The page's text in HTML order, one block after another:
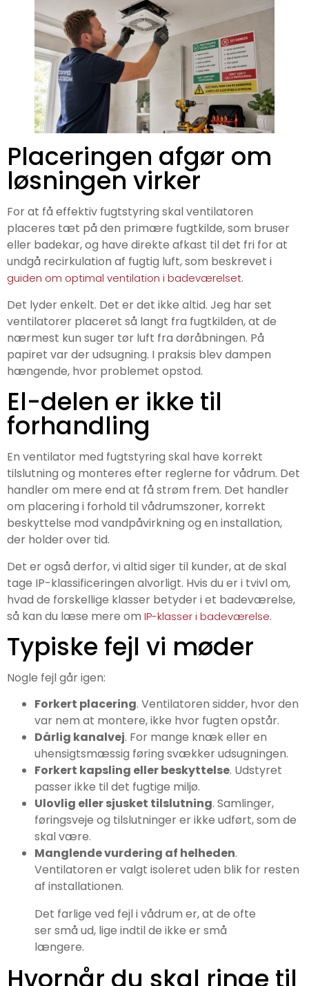
Placeringen afgør om
løsningen virker
For at få effektiv fugtstyring skal ventilatoren
placeres tæt på den primære fugtkilde, som bruser
eller badekar, og have direkte afkast til det fri for at
undgå recirkulation af fugtig luft, som beskrevet i
guiden om optimal ventilation i badeværelset.
Det lyder enkelt. Det er det ikke altid. Jeg har set
ventilatorer placeret så langt fra fugtkilden, at de
nærmest kun suger tør luft fra døråbningen. På
papiret var der udsugning. I praksis blev dampen
hængende, hvor problemet opstod.
El-delen er ikke til
forhandling
En ventilator med fugtstyring skal have korrekt
tilslutning og monteres efter reglerne for vådrum. Det
handler om mere end at få strøm frem. Det handler
om placering i forhold til vådrumszoner, korrekt
beskyttelse mod vandpåvirkning og en installation,
der holder over tid.
Det er også derfor, vi altid siger til kunder, at de skal
tage IP-klassificeringen alvorligt. Hvis du er i tvivl om,
hvad de forskellige klasser betyder i et badeværelse,
så kan du læse mere om IP-klasser i badeværelse.
Typiske fejl vi møder
Nogle fejl går igen:
Forkert placering. Ventilatoren sidder, hvor den
var nem at montere, ikke hvor fugten opstår.
Dårlig kanalvej. For mange knæk eller en
uhensigtsmæssig føring svækker udsugningen.
Forkert kapsling eller beskyttelse. Udstyret
passer ikke til det fugtige miljø.
Ulovlig eller sjusket tilslutning. Samlinger,
føringsveje og tilslutninger er ikke udført, som de
skal være.
Manglende vurdering af helheden.
Ventilatoren er valgt isoleret uden blik for resten
af installationen.
Det farlige ved fejl i vådrum er, at de ofte
ser små ud, lige indtil de ikke er små
længere.
Hvornår du skal ringe til